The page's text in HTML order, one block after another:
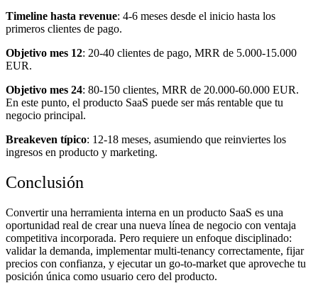
Timeline hasta revenue: 4-6 meses desde el inicio hasta los
primeros clientes de pago.
Objetivo mes 12: 20-40 clientes de pago, MRR de 5.000-15.000
EUR.
Objetivo mes 24: 80-150 clientes, MRR de 20.000-60.000 EUR.
En este punto, el producto SaaS puede ser más rentable que tu
negocio principal.
Breakeven típico: 12-18 meses, asumiendo que reinviertes los
ingresos en producto y marketing.
Conclusión
Convertir una herramienta interna en un producto SaaS es una
oportunidad real de crear una nueva línea de negocio con ventaja
competitiva incorporada. Pero requiere un enfoque disciplinado:
validar la demanda, implementar multi-tenancy correctamente, fijar
precios con confianza, y ejecutar un go-to-market que aproveche tu
posición única como usuario cero del producto.